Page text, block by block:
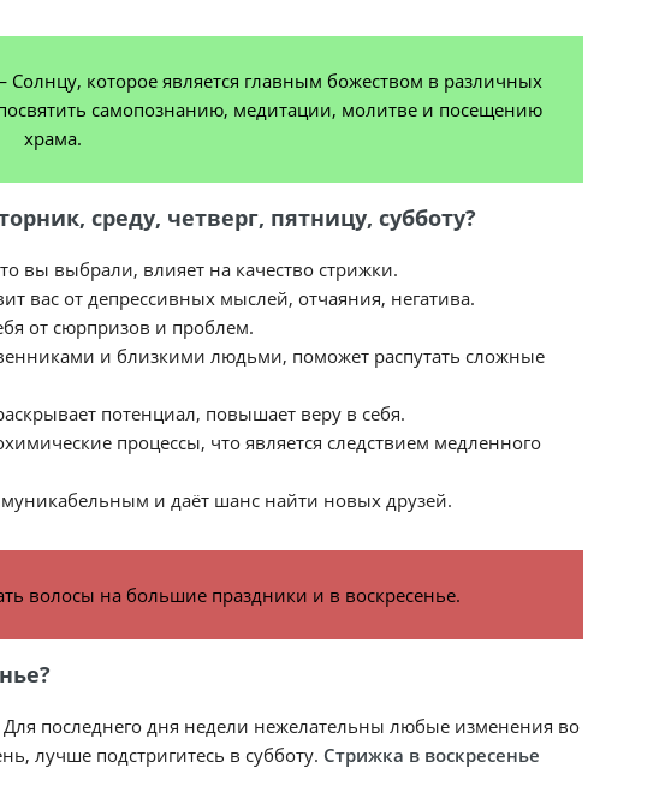
Солнцу, которое является главным божеством в различных
самопознанию, медитации, молитве и посещению
храма.
среду, четверг, пятницу, субботу?
вы выбрали, влияет на качество стрижки.
вас от депрессивных мыслей, отчаяния, негатива.
от сюрпризов и проблем.
и близкими людьми, поможет распутать сложные
потенциал, повышает веру в себя.
процессы, что является следствием медленного
и даёт шанс найти новых друзей.
волосы на большие праздники и в воскресенье.
Для последнего дня недели нежелательны любые изменения во
лучше подстригитесь в субботу. Стрижка в воскресенье